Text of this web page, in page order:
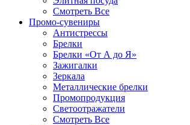
Смотреть Все
Промо-сувениры
Антистрессы
Брелки
Брелки «От А до Я»
Зажигалки
Зеркала
Металлические брелки
Промопродукция
Светоотражатели
Смотреть Все